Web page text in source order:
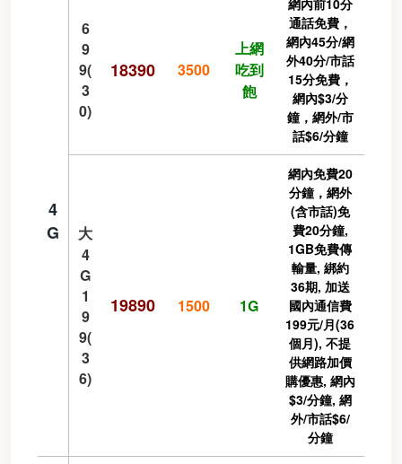
4
G
6
9
9(
3
0)
18390 3500
上網
吃到
飽
通話免費，
網內45分/網
外40分/市話
15分免費，
網內$3/分
鐘，網外/市
話$6/分鐘
大
4
G
1
9
9(
3
6)
19890 1500 1G
網內免費20
分鐘，網外
(含市話)免
費20分鐘,
1GB免費傳
輸量, 綁約
36期, 加送
國內通信費
199元/月(36
個月), 不提
供網路加價
購優惠, 網內
$3/分鐘, 網
外/市話$6/
分鐘